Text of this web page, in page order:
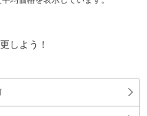
しよう！